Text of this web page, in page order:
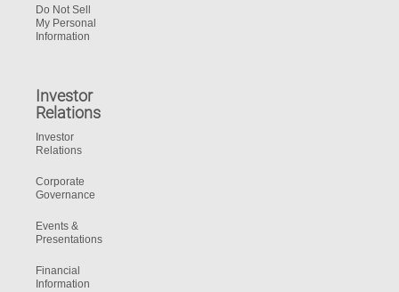
Do Not Sell
My Personal
Information
Investor
Relations
Investor
Relations
Corporate
Governance
Events &
Presentations
Financial
Information